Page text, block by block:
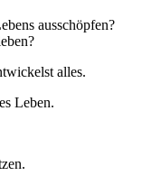
ausschöpfen?
alles.
Leben.